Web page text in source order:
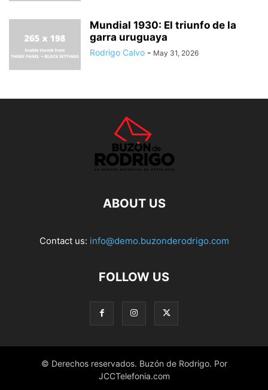
Mundial 1930: El triunfo de la
garra uruguaya
Rodrigo Calvo - May 31, 2026
ABOUT US
Contact us: info@demo.buzonderodrigo.com
FOLLOW US
© Derechos reservados. Buzón de Rodrigo. Por
JCCTelefonia.com